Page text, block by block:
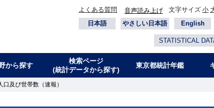
よくある質問 音声読み上げ 文字サイズ 小
日本語
やさしい日本語 English
STATISTICAL
から探す
検索ページ
(統計データから探す)
東京都統計年鑑
及び世帯数（速報）